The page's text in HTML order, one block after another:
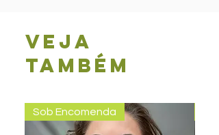
Veja
também
Sob Encomenda